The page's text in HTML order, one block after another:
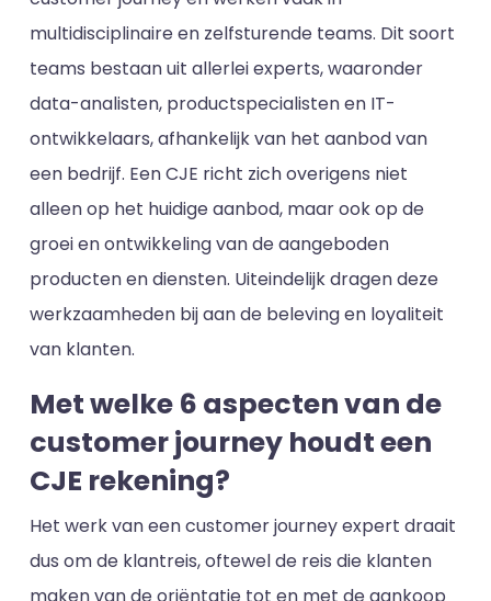
multidisciplinaire en zelfsturende teams. Dit soort
teams bestaan uit allerlei experts, waaronder
data-analisten, productspecialisten en IT-
ontwikkelaars, afhankelijk van het aanbod van
een bedrijf. Een CJE richt zich overigens niet
alleen op het huidige aanbod, maar ook op de
groei en ontwikkeling van de aangeboden
producten en diensten. Uiteindelijk dragen deze
werkzaamheden bij aan de beleving en loyaliteit
van klanten.
Met welke 6 aspecten van de
customer journey houdt een
CJE rekening?
Het werk van een customer journey expert draait
dus om de klantreis, oftewel de reis die klanten
maken van de oriëntatie tot en met de aankoop